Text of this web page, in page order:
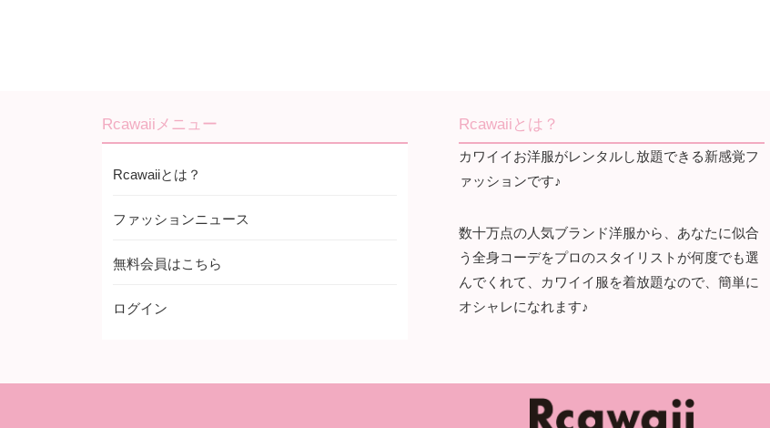
Rcawaiiメニュー
Rcawaiiとは？
ファッションニュース
無料会員はこちら
ログイン
Rcawaiiとは？
カワイイお洋服がレンタルし放題できる新感覚フ
ァッションです♪
数十万点の人気ブランド洋服から、あなたに似合
う全身コーデをプロのスタイリストが何度でも選
んでくれて、カワイイ服を着放題なので、簡単に
オシャレになれます♪